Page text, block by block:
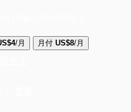
/月 月付 US$8/月